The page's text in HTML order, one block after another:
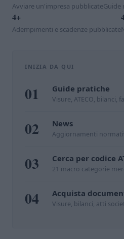
Avviare un'impresa pubblicateGuide
4+
Adempimenti e scadenze pubblicate
INIZIA DA QUI
01 Guide pratiche
Visure, ATECO, bilanci,
02 News
Aggiornamenti
03 Cerca per codice
21 macro categorie
04 Acquista
Visure, bilanci, atti